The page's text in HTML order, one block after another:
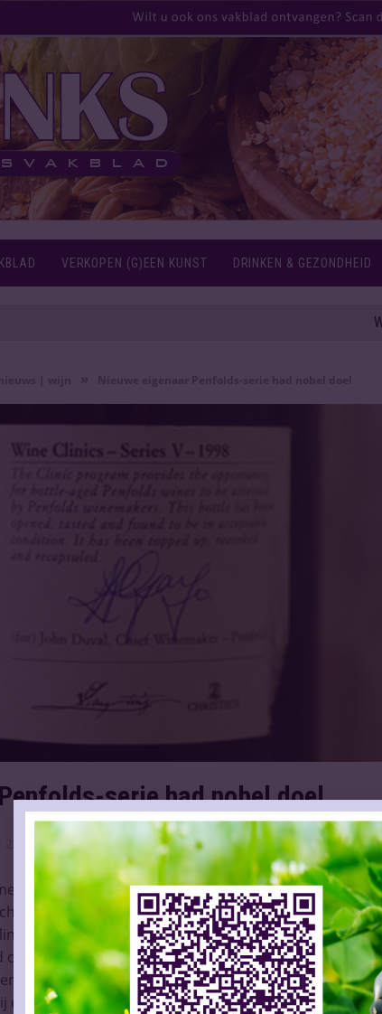
VERKOPEN (G)EEN KUNST DRINKEN & GEZONDHEID
Wijn
serie had nobel doel
2017 Vaknieuws | Wijn Laat Uw Reactie Achter
miljardair, geen Chinese investeerder of
uit Adelaide wist onlangs een unieke serie
in het zuiden van Australië. De serie van 62
een bedrag van 260.360 dollar, omgerekend zo’n
John en Leanne Davison een groot applaus uit de
en zijn vrouw niet van plan zijn de flessen leeg te